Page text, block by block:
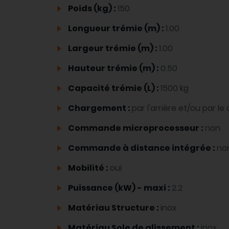
Poids (kg) :150
Longueur trémie (m) :1.00
Largeur trémie (m) :1.00
Hauteur trémie (m) : 0.50
Capacité trémie (L) :1500 kg
Chargement : par l'arrière et/ou par le
Commande microprocesseur : non
Commande à distance intégrée :
Mobilité : oui
Puissance (kW) - maxi : 2.2
Matériau Structure : inox